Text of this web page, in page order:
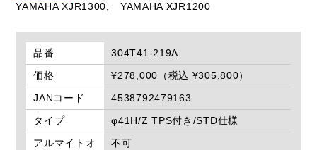
YAMAHA XJR1300,
YAMAHA XJR1200
品番
304T41-219A
価格
¥278,000（税込 ¥305,800）
JANコード
4538792479163
タイプ
φ41H/Z TPS付き/STD仕様
アルマイトオ
不可